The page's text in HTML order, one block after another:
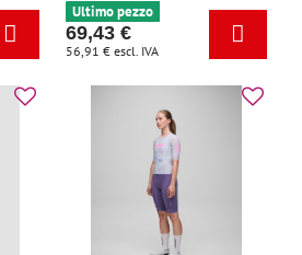
Ultimo pezzo
69,43 €
56,91 € escl. IVA